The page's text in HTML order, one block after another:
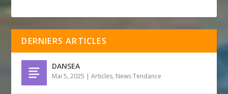
DERNIERS ARTICLES
DANSEA
Mai 5, 2025 |Articles, News Tendance